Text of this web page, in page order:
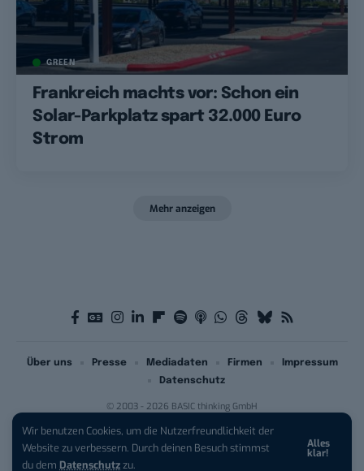
Wir benutzen Cookies, um die Nutzerfreundlichkeit der
Website zu verbessern. Durch deinen Besuch stimmst
du dem Datenschutzzu.
Alles
klar!
GREEN
Frankreich machts vor: Schon ein
Solar-Parkplatz spart 32.000 Euro
Strom
Mehr anzeigen
© 2003 - 2026 BASIC thinking GmbH
Über uns Presse Mediadaten Firmen
Impressum
Datenschutz